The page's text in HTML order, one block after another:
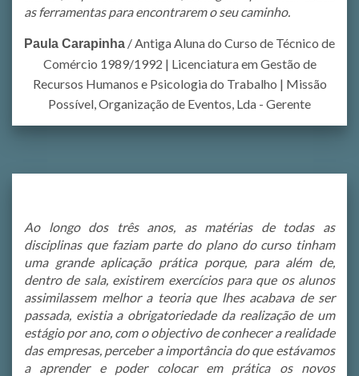
as ferramentas para encontrarem o seu caminho.
Paula Carapinha / Antiga Aluna do Curso de Técnico de
Comércio 1989/1992 | Licenciatura em Gestão de
Recursos Humanos e Psicologia do Trabalho | Missão
Possível, Organização de Eventos, Lda - Gerente
Ao longo dos três anos, as matérias de todas as
disciplinas que faziam parte do plano do curso tinham
uma grande aplicação prática porque, para além de,
dentro de sala, existirem exercícios para que os alunos
assimilassem melhor a teoria que lhes acabava de ser
passada, existia a obrigatoriedade da realização de um
estágio por ano, com o objectivo de conhecer a realidade
das empresas, perceber a importância do que estávamos
a aprender e poder colocar em prática os novos